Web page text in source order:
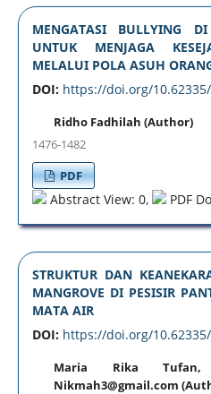
MENGATASI BULLYING
UNTUK MENJAGA
MELALUI POLA ASUH
DOI: https://doi.org/
Ridho Fadhilah (Author)
1476-1482
PDF
Abstract View: 0, PDF
STRUKTUR DAN
MANGROVE DI PESISIR
MATA AIR
DOI: https://doi.org/
Maria Rika
Nikmah3@gmail.com